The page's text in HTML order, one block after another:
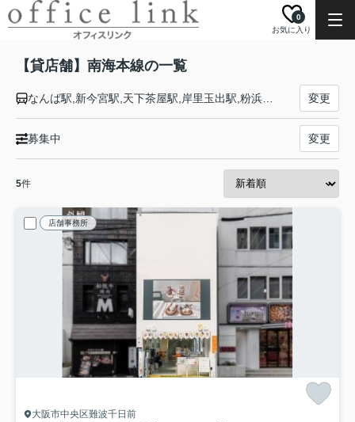
お気に入り
0
【貸店舗】南海本線の一覧
変更
募集中 変更
5件
店舗事務所
大阪市中央区難波千日前